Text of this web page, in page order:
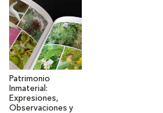
Patrimonio
Inmaterial:
Expresiones,
Observaciones y